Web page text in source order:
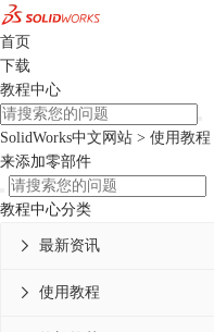
首页
下载
教程中心
SolidWorks中文网站 > 使用教程
来添加零部件
教程中心分类
最新资讯

使用教程
